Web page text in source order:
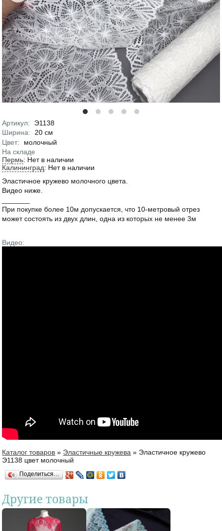
Артикул:
Э1138
Характеристики
Ширина: 20 см
Цвет:
молочный
На складе
Пермь: Нет в наличии
Калининград: Нет в наличии
Эластичное кружево молочного цвета.
Видео ниже.
При покупке более 10м допускается, что 10-метровый отрез
может состоять из двух длин, одна из которых не менее 3м
Видео:
Вы здесь
Каталог товаров » Эластичные кружева » Эластичное кружево
Э1138 цвет молочный
Поделиться…
Другие товары